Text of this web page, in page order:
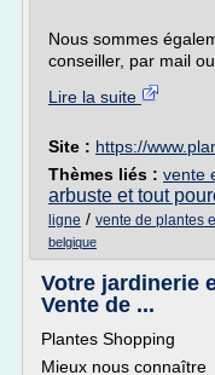
Nous sommes
conseiller, par mail ou
Lire la suite
Site : https://
Thèmes liés : vente
arbuste et tout
ligne / vente de plantes
belgique
Votre jardinerie
Vente de ...
Plantes Shopping
Mieux nous connaître